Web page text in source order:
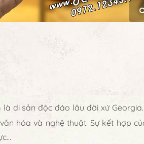
di sản độc đáo lâu đời xứ
hóa và nghệ thuật. Sự kết hợp